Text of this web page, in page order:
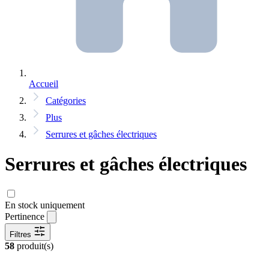
Accueil
Catégories
Plus
Serrures et gâches électriques
Serrures et gâches électriques
En stock uniquement
Pertinence
Filtres
58 produit(s)